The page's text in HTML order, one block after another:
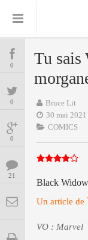
COMICS
MANGAS
BD
ENCYCLOPEGEEK
CINE-SERIES-
MUSIQUE
0
0
0
21
Tu sais
Bruce Lit
30 mai 2021
COMICS
Black
Un article de
VO : Marvel
Comics
Daredevil Dark Horse
Delcourt
Encyclopegeek
Replay
Glénat Graphic Novel
Independants JB Vu
Nguyen
Marvel Mattie boy
Panini Patrick Faivre
Présence Punisher
Tornado Urban